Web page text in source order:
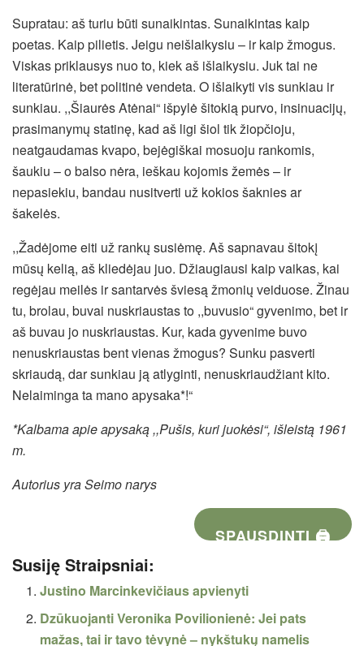
Supratau: aš turiu būti sunaikintas. Sunaikintas kaip
poetas. Kaip pilietis. Jeigu neišlaikysiu – ir kaip žmogus.
Viskas priklausys nuo to, kiek aš išlaikysiu. Juk tai ne
literatūrinė, bet politinė vendeta. O išlaikyti vis sunkiau ir
sunkiau. ,,Šiaurės Atėnai“ išpylė šitokią purvo, insinuacijų,
prasimanymų statinę, kad aš ligi šiol tik žiopčioju,
neatgaudamas kvapo, bejėgiškai mosuoju rankomis,
šaukiu – o balso nėra, ieškau kojomis žemės – ir
nepasiekiu, bandau nusitverti už kokios šaknies ar
šakelės.
,,Žadėjome eiti už rankų susiėmę. Aš sapnavau šitokį
mūsų kelią, aš kliedėjau juo. Džiaugiausi kaip vaikas, kai
regėjau meilės ir santarvės šviesą žmonių veiduose. Žinau
tu, brolau, buvai nuskriaustas to ,,buvusio“ gyvenimo, bet ir
aš buvau jo nuskriaustas. Kur, kada gyvenime buvo
nenuskriaustas bent vienas žmogus? Sunku pasverti
skriaudą, dar sunkiau ją atlyginti, nenuskriaudžiant kito.
Nelaiminga ta mano apysaka*!“
*Kalbama apie apysaką ,,Pušis, kuri juokėsi“, išleistą 1961
m.
Autorius yra Seimo narys
SPAUSDINTI 🖨
Susiję Straipsniai:
Justino Marcinkevičiaus apvienyti
Dzūkuojanti Veronika Povilionienė: Jei pats
mažas, tai ir tavo tėvynė – nykštukų namelis